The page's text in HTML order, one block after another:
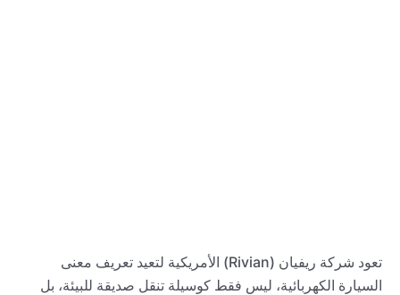
تعود شركة ريفيان (Rivian) الأمريكية لتعيد تعريف معنى
السيارة الكهربائية، ليس فقط كوسيلة تنقل صديقة للبيئة، بل